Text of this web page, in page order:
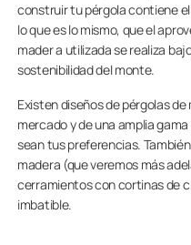
construir tu pérgola contiene
lo que es lo mismo, que el
mader a utilizada se realiza
sostenibilidad del monte.
Existen diseños de pérgolas
mercado y de una amplia
sean tus preferencias.
madera (que veremos más
cerramientos con cortinas de
imbatible.